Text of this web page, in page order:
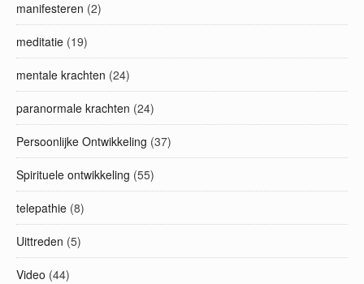
manifesteren (2)
meditatie (19)
mentale krachten (24)
paranormale krachten (24)
Persoonlijke Ontwikkeling (37)
Spirituele ontwikkeling (55)
telepathie (8)
Uittreden (5)
Video (44)